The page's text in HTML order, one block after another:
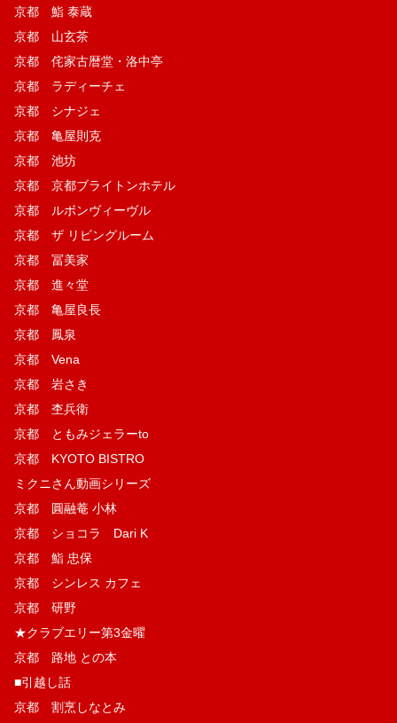
京都 鮨 泰蔵
京都 山玄茶
京都 侘家古暦堂・洛中亭
京都 ラディーチェ
京都 シナジェ
京都 亀屋則克
京都 池坊
京都 京都ブライトンホテル
京都 ルボンヴィーヴル
京都 ザ リビングルーム
京都 冨美家
京都 進々堂
京都 亀屋良長
京都 鳳泉
京都 Vena
京都 岩さき
京都 杢兵衛
京都 ともみジェラーto
京都 KYOTO BISTRO
ミクニさん動画シリーズ
京都 圓融菴 小林
京都 ショコラ Dari K
京都 鮨 忠保
京都 シンレス カフェ
京都 研野
★クラブエリー第3金曜
京都 路地 との本
■引越し話
京都 割烹しなとみ